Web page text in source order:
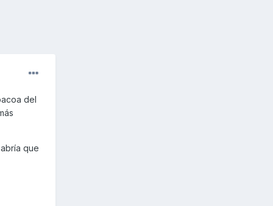
del
que